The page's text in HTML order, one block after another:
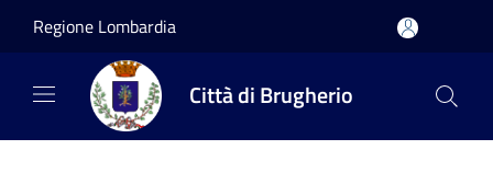
Regione Lombardia
Città di Brugherio